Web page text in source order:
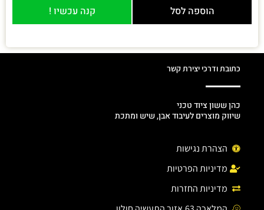
הוספה לסל קנה עכשיו !
כתובת ודרכי יצירת קשר
כהן ששון ציוד טכני
שיווק מוצרים לעיבוד אבן, שיש ומתכת
הצהרת נגישות
מדיניות הפרטיות
מדיניות החזרות